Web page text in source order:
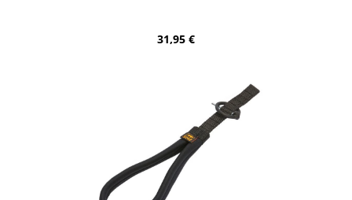
Regulärer Preis:
31,95 €